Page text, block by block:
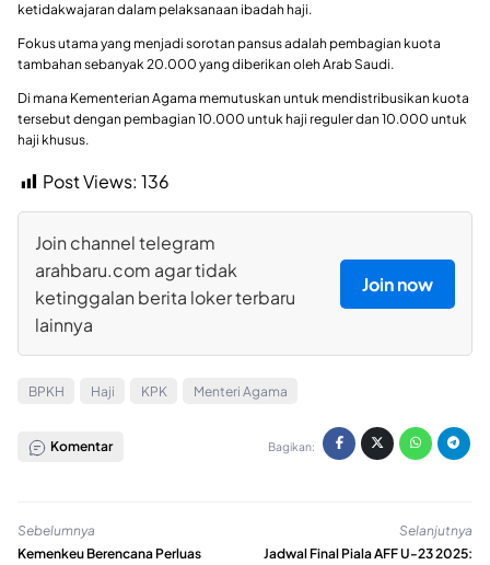
ketidakwajaran dalam pelaksanaan ibadah haji.
Fokus utama yang menjadi sorotan pansus adalah pembagian kuota
tambahan sebanyak 20.000 yang diberikan oleh Arab Saudi.
Di mana Kementerian Agama memutuskan untuk mendistribusikan kuota
tersebut dengan pembagian 10.000 untuk haji reguler dan 10.000 untuk
haji khusus.
Post Views: 136
Join channel telegram
arahbaru.com agar tidak
ketinggalan berita loker terbaru
lainnya
Join now
BPKH Haji KPK Menteri Agama
Komentar Bagikan:
Sebelumnya
Kemenkeu Berencana Perluas
Selanjutnya
Jadwal Final Piala AFF U-23 2025: